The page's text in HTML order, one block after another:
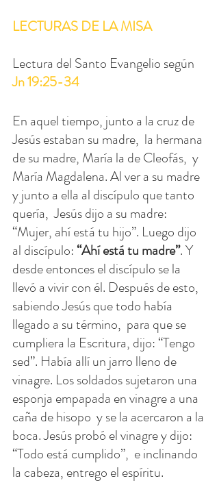
LECTURAS DE LA MISA
Lectura del Santo Evangelio según
Jn 19:25-34
En aquel tiempo, junto a la cruz de
Jesús estaban su madre,  la hermana
de su madre, María la de Cleofás,  y
María Magdalena. Al ver a su madre
y junto a ella al discípulo que tanto
quería,  Jesús dijo a su madre:
“Mujer, ahí está tu hijo”. Luego dijo
al discípulo: “Ahí está tu madre”. Y
desde entonces el discípulo se la
llevó a vivir con él. Después de esto,
sabiendo Jesús que todo había
llegado a su término,  para que se
cumpliera la Escritura, dijo: “Tengo
sed”. Había allí un jarro lleno de
vinagre. Los soldados sujetaron una
esponja empapada en vinagre a una
caña de hisopo  y se la acercaron a la
boca. Jesús probó el vinagre y dijo:
“Todo está cumplido”,  e inclinando
la cabeza, entrego el espíritu.